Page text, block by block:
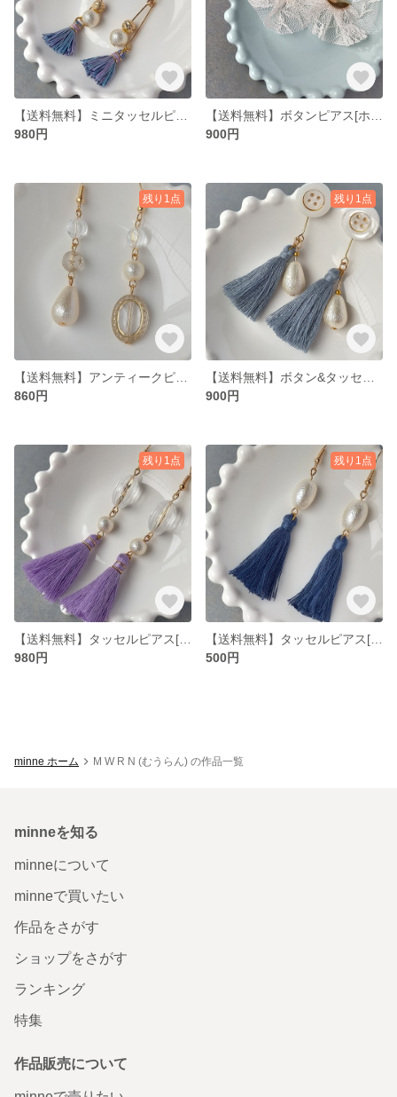
980円
900円
残り1点
860円
残り1点
900円
残り1点
980円
残り1点
500円
minne ホーム M W R N (むうらん) の作品一覧
minneを知る
minneについて
minneで買いたい
作品をさがす
ショップをさがす
ランキング
特集
作品販売について